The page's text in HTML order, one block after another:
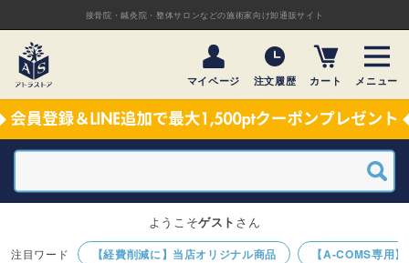
接骨院・鍼灸院・整体サロンなどの施術家向け卸通販サイト
マイページ 注文履歴 カート メニュー
【経費削減に】当店オリジナル商品 【A-COMS専用
ようこそゲスト さん